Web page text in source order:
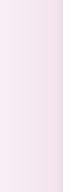
Перейти к основному